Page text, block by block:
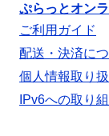
ぷらっとオン
ご利用ガイド
配送・決済に
個人情報取り
IPv6への取り